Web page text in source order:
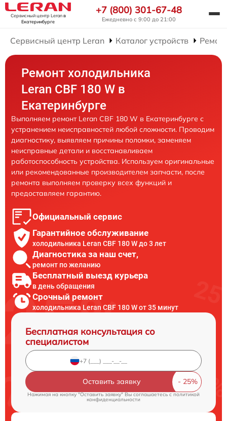
Сервисный центр Leranв
Екатеринбурге
+7 (800) 301-67-48
Ежедневно с 9:00 до 21:00
Сервисный центр Leran Каталог устройств
Ремонт холодильника
Leran CBF 180 W в
Екатеринбурге
Выполняем ремонт Leran CBF 180 W в Екатеринбурге с
устранением неисправностей любой сложности. Проводим
диагностику, выявляем причины поломки, заменяем
неисправные детали и восстанавливаем
работоспособность устройства. Используем оригинальные
или рекомендованные производителем запчасти, после
ремонта выполняем проверку всех функций и
предоставляем гарантию.
Официальный сервис
Гарантийное обслуживание
холодильника Leran CBF 180 W до 3 лет
Диагностика за наш счет,
ремонт по желанию
Бесплатный выезд курьера
в день обращения
Срочный ремонт
холодильника Leran CBF 180 W от 35 минут
Бесплатная консультация со
специалистом
Оставить заявку
Нажимая на кнопку "Оставить заявку" Вы соглашаетесь c политикой
конфиденциальности